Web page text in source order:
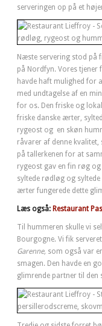
serveringen op på et
Næste servering stod på
på Nordfyn. Vores tjener
havde haft mulighed for
med undtagelse af en
for os. Den friske og
friske danske ærter,
rygeost og en skøn
råvarer af denne
på tallerkenen for at
rygeost gav en fin røg
syltede rødløg og
ærter fungerede dette
Læs også: Restaurant
Til hummeren skulle vi
Bourgogne. Vi fik
Garenne, som også var
smagen. Den havde en
glimrende partner til den